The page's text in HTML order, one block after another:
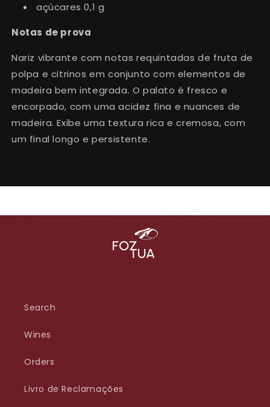
açúcares 0,1 g
Notas de prova
Nariz vibrante com notas requintadas de fruta de
polpa e citrinosem conjunto com elementos de
madeira bem integrada. O palato é fresco e
encorpado, com uma acidez fina e nuances de
madeira. Exibe uma textura rica e cremosa, com
um final longo e persistente.
Search
Wines
Orders
Livro de Reclamações